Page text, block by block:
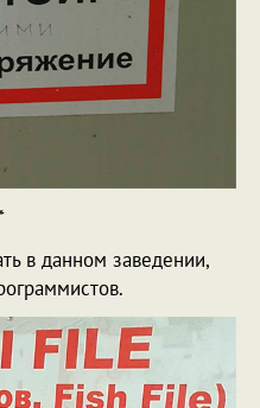
в данном заведении,